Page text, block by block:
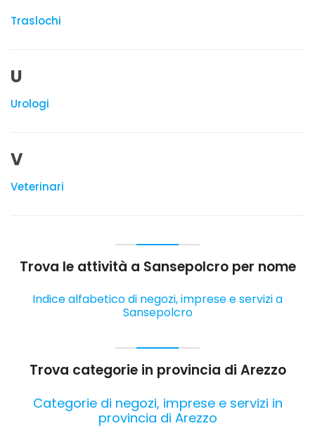
Traslochi
U
Urologi
V
Veterinari
Trova le attività a Sansepolcro per nome
Indice alfabetico di negozi, imprese e servizi a
Sansepolcro
Trova categorie in provincia di Arezzo
Categorie di negozi, imprese e servizi in
provincia di Arezzo